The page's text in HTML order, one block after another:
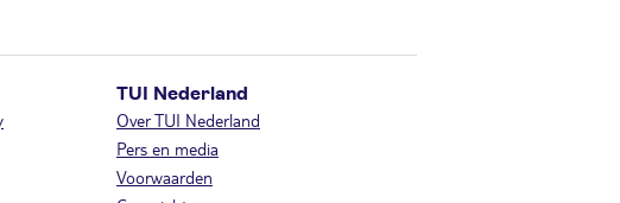
TUI Nederland
Over TUI Nederland
Pers en media
Voorwaarden